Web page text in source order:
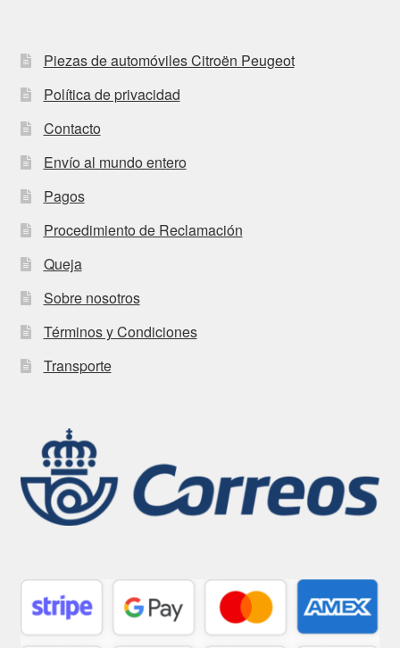
Piezas de automóviles Citroën Peugeot
Política de privacidad
Contacto
Envío al mundo entero
Pagos
Procedimiento de Reclamación
Queja
Sobre nosotros
Términos y Condiciones
Transporte